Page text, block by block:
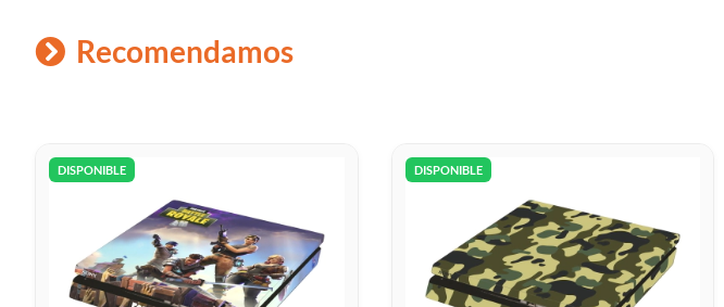
Recomendamos
DISPONIBLE DISPONIBLE